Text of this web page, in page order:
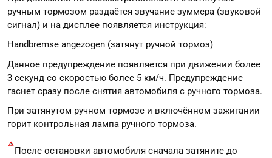
ручным тормозом раздаётся звучание зуммера (звуковой
сигнал) и на дисплее появляется инструкция:
Handbremse angezogen (затянут ручной тормоз)
Данное предупреждение появляется при движении более
3 секунд со скоростью более 5 км/ч. Предупреждение
гаснет сразу после снятия автомобиля с ручного тормоза.
При затянутом ручном тормозе и включённом зажигании
горит контрольная лампа ручного тормоза.
После остановки автомобиля сначала затяните до